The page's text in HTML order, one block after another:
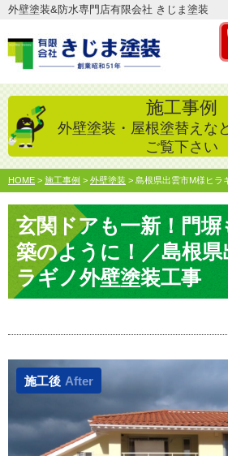
外壁塗装&防水専門店有限会社 きじま塗装
施工事例
外壁塗装・屋根塗替えな
ご覧下さい
HOME > 施工事例 > 外壁塗装 > 島根県出雲市M様ヒラギノ外
玄関ドアも一新！門
築のように！／島根県
ラギノ外壁塗装工事
施工後 After